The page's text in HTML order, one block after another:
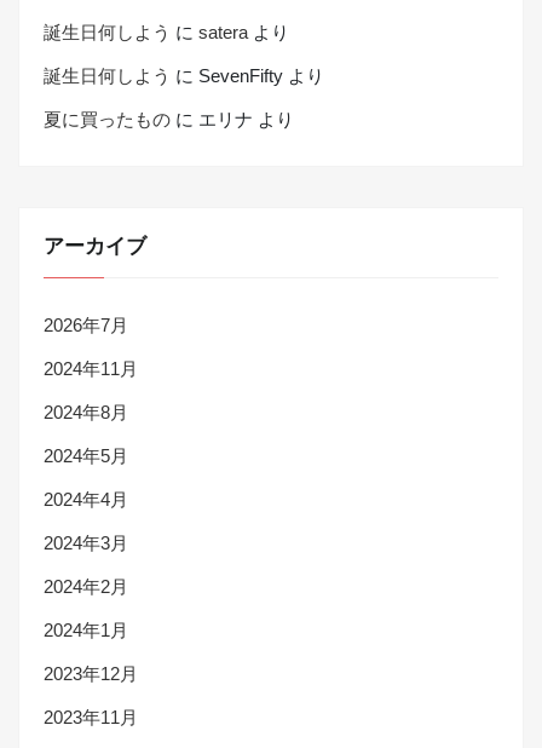
誕生日何しよう に satera より
誕生日何しよう に SevenFifty より
夏に買ったもの に エリナ より
アーカイブ
2026年7月
2024年11月
2024年8月
2024年5月
2024年4月
2024年3月
2024年2月
2024年1月
2023年12月
2023年11月